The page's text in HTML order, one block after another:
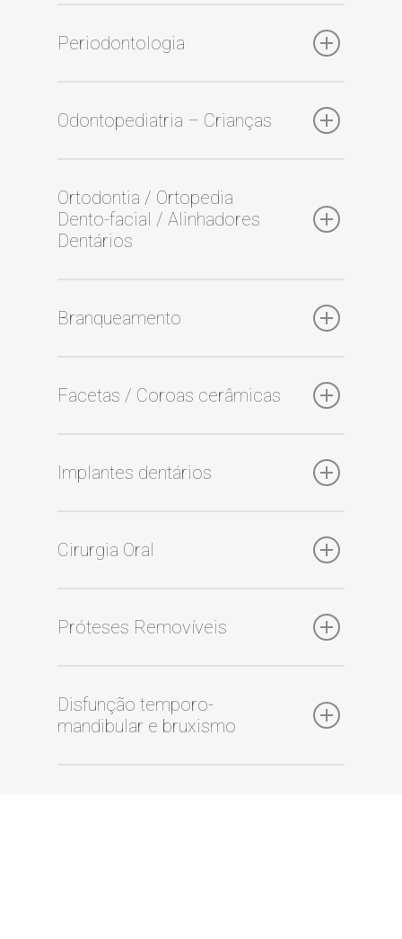
Periodontologia
Odontopediatria – Crianças
Ortodontia / Ortopedia
Dento-facial / Alinhadores
Dentários
Branqueamento
Facetas / Coroas cerâmicas
Implantes dentários
Cirurgia Oral
Próteses Removíveis
Disfunção temporo-
mandibular e bruxismo